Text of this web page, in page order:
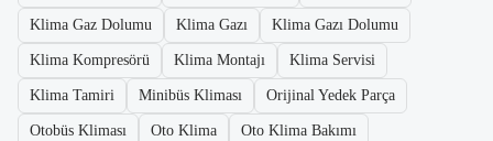
Klima Gaz Dolumu Klima Gazı Klima Gazı Dolumu
Klima Kompresörü Klima Montajı Klima Servisi
Klima Tamiri Minibüs Kliması Orijinal Yedek Parça
Otobüs Kliması Oto Klima Oto Klima Bakımı